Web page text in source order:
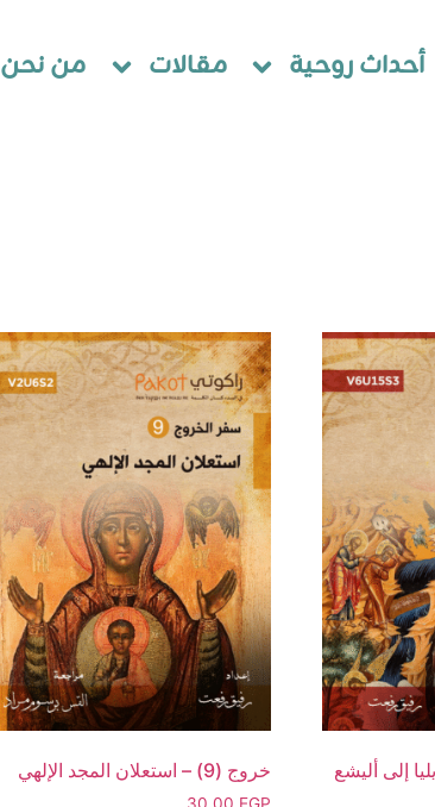
أحداث روحية مقالات من نحن
إلى أليشع خروج (9) – استعلان المجد الإلهي
30,00 EGP